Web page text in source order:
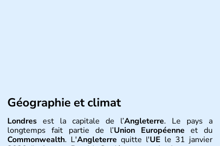
Géographie et climat
Londres est la capitale de l’Angleterre. Le pays a
longtemps fait partie de l’Union Européenne et du
Commonwealth. L'Angleterre quitte l'UE le 31 janvier